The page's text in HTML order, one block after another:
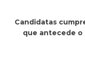
Candidatas
que antecede o